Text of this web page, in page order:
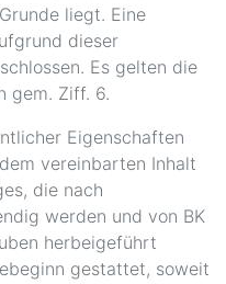
liegt. Eine
dieser
Es gelten die
gem. Ziff. 6.
Eigenschaften
vereinbarten Inhalt
die nach
werden und von BK
herbeigeführt
gestattet, soweit